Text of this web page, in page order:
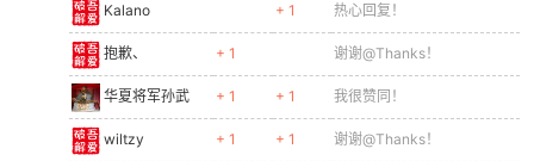
Kalano + 1 热心回复！
抱歉、 + 1 谢谢@Thanks！
华夏将军孙武 + 1 + 1 我很赞同！
wiltzy + 1 + 1 谢谢@Thanks！